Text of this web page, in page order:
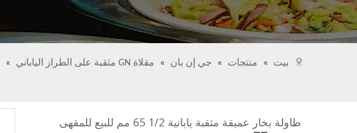
بيت » منتجات » جي إن بان » مقلاة GN مثقبة على الطراز الياباني »
طاولة بخار عميقة مثقبة يابانية 1/2 65 مم للبيع للمقهى